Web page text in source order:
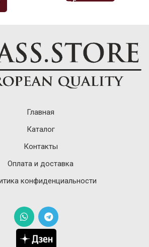
Главная
Каталог
Контакты
Оплата и доставка
конфиденциальности